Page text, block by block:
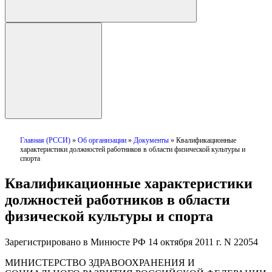
Главная (РССИ) » Об организации » Документы » Квалификационные
характеристики должностей работников в области физической культуры и
спорта
Квалификационные характеристики
должностей работников в области
физической культуры и спорта
Зарегистрировано в Минюсте РФ 14 октября 2011 г. N 22054
МИНИСТЕРСТВО ЗДРАВООХРАНЕНИЯ И